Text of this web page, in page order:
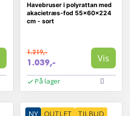
Havebruser i polyrattan med
akacietræs-fod 55×60×224
cm - sort
1.219,-
1.039,- Vis
På lager
NY OUTLET TILBUD